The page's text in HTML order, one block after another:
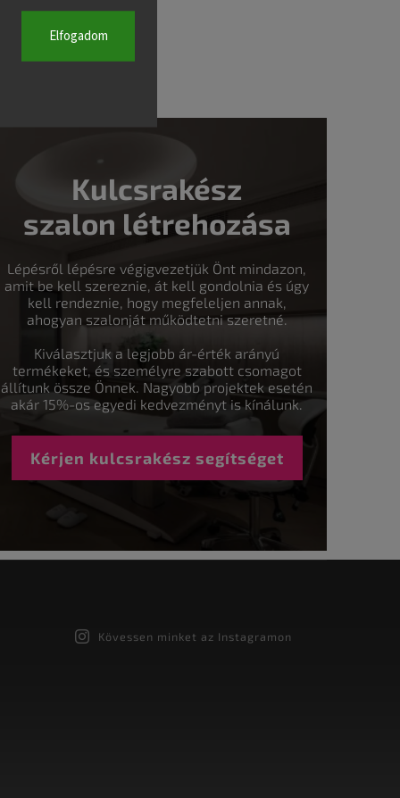
Elfogadom
Kulcsrakész
szalon létrehozása
Lépésről lépésre végigvezetjük Önt mindazon,
amit be kell szereznie, át kell gondolnia és úgy
kell rendeznie, hogy megfeleljen annak,
ahogyan szalonját működtetni szeretné.
Kiválasztjuk a legjobb ár-érték arányú
termékeket, és személyre szabott csomagot
állítunk össze Önnek. Nagyobb projektek esetén
akár 15%-os egyedi kedvezményt is kínálunk.
Kérjen kulcsrakész segítséget
Kövessen minket az Instagramon